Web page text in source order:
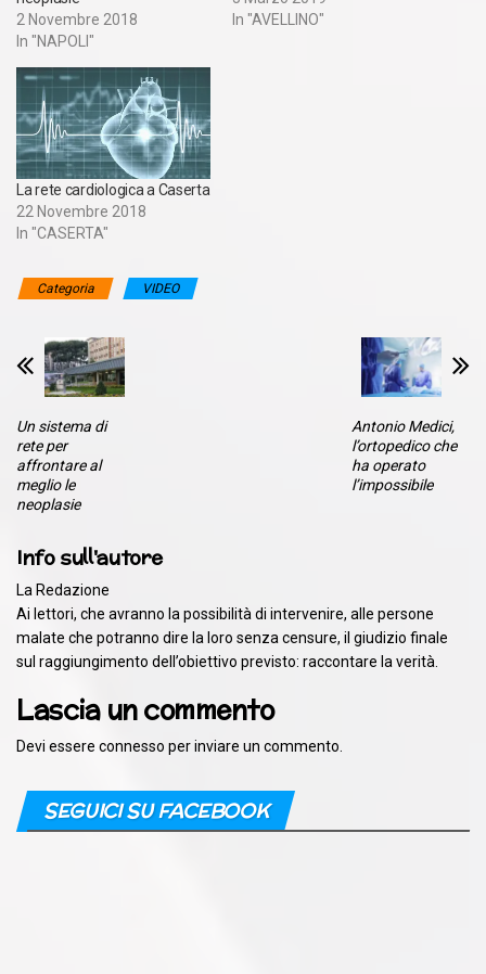
2 Novembre 2018
In "NAPOLI"
In "AVELLINO"
La rete cardiologica a Caserta
22 Novembre 2018
In "CASERTA"
Categoria VIDEO
Un sistema di
rete per
affrontare al
meglio le
neoplasie
Antonio Medici,
l’ortopedico che
ha operato
l’impossibile
Info sull'autore
La Redazione
Ai lettori, che avranno la possibilità di intervenire, alle persone
malate che potranno dire la loro senza censure, il giudizio finale
sul raggiungimento dell’obiettivo previsto: raccontare la verità.
Lascia un commento
Devi essere connesso per inviare un commento.
SEGUICI SU FACEBOOK